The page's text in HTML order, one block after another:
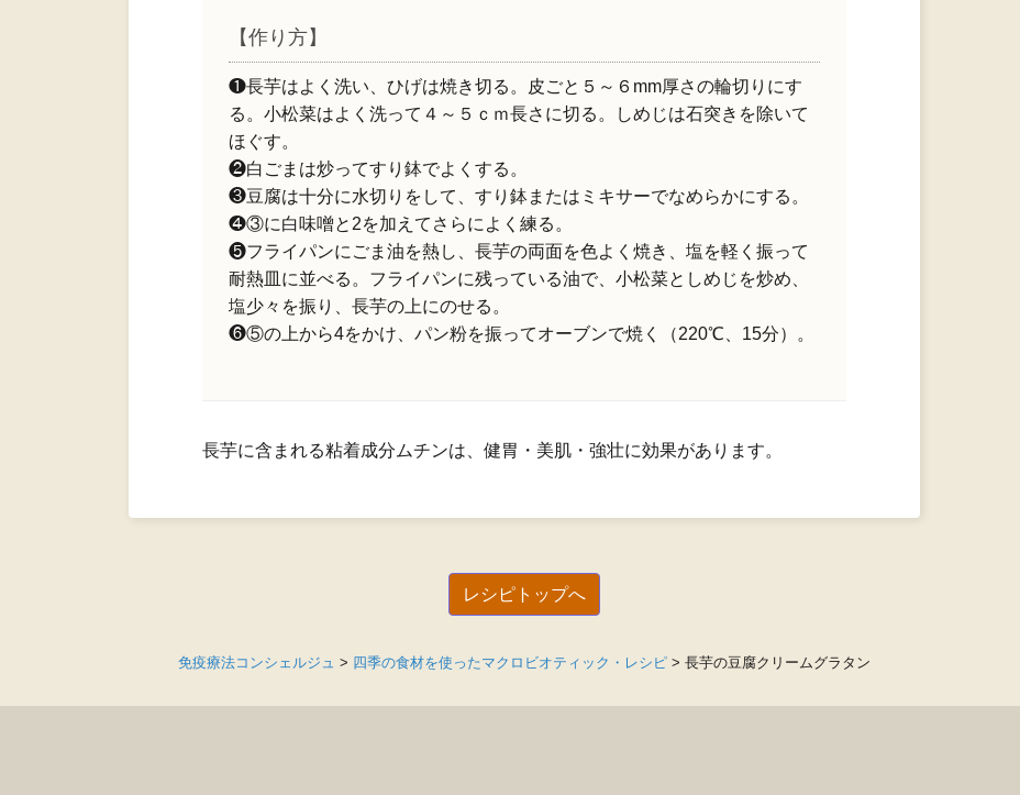
【作り方】
❶長芋はよく洗い、ひげは焼き切る。皮ごと５～６mm厚さの輪切りにす
る。小松菜はよく洗って４～５ｃｍ長さに切る。しめじは石突きを除いて
ほぐす。
❷白ごまは炒ってすり鉢でよくする。
❸豆腐は十分に水切りをして、すり鉢またはミキサーでなめらかにする。
❹③に白味噌と2を加えてさらによく練る。
❺フライパンにごま油を熱し、長芋の両面を色よく焼き、塩を軽く振って
耐熱皿に並べる。フライパンに残っている油で、小松菜としめじを炒め、
塩少々を振り、長芋の上にのせる。
❻⑤の上から4をかけ、パン粉を振ってオーブンで焼く（220℃、15分）。
長芋に含まれる粘着成分ムチンは、健胃・美肌・強壮に効果があります。
レシピトップへ
免疫療法コンシェルジュ > 四季の食材を使ったマクロビオティック・レシピ > 長芋の豆腐クリームグラタン